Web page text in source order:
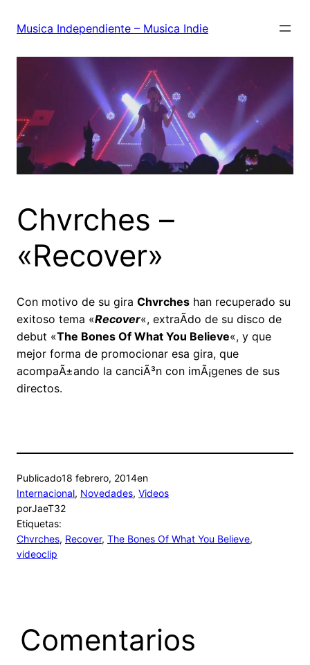
Musica Independiente – Musica Indie
Chvrches –
«Recover»
Con motivo de su gira Chvrches han recuperado su
exitoso tema «Recover«, extraÃ­do de su disco de
debut «The Bones Of What You Believe«, y que
mejor forma de promocionar esa gira, que
acompaÃ±ando la canciÃ³n con imÃ¡genes de sus
directos.
Publicado18 febrero, 2014en
Internacional, Novedades, Videos
porJaeT32
Etiquetas:
Chvrches, Recover, The Bones Of What You Believe
videoclip
Comentarios